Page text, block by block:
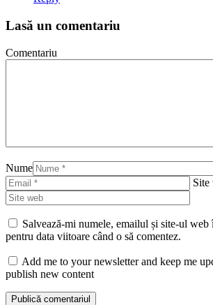
Lasă un comentariu
Comentariu
Nume
Site
Salvează-mi numele, emailul și site-ul web
pentru data viitoare când o să comentez.
Add me to your newsletter and keep me
publish new content